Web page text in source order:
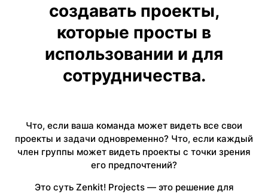
создавать проекты,
которые просты в
использовании и для
сотрудничества.
Что, если ваша команда может видеть все свои
проекты и задачи одновременно? Что, если каждый
член группы может видеть проекты с точки зрения
его предпочтений?
Это суть Zenkit! Projects — это решение для